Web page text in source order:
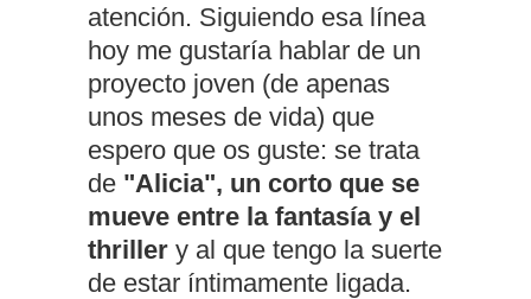
atención. Siguiendo esa línea
hoy me gustaría hablar de un
proyecto joven (de apenas
unos meses de vida) que
espero que os guste: se trata
de "Alicia", un corto que se
mueve entre la fantasía y el
thriller y al que tengo la suerte
de estar íntimamente ligada.